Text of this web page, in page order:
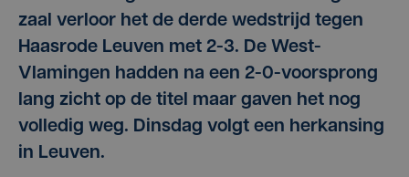
zaal verloor het de derde wedstrijd tegen
Haasrode Leuven met 2-3. De West-
Vlamingen hadden na een 2-0-voorsprong
lang zicht op de titel maar gaven het nog
volledig weg. Dinsdag volgt een herkansing
in Leuven.